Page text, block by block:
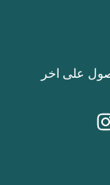
على اخر